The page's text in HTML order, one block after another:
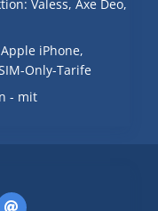
Valess, Axe Deo,
iPhone,
Only-Tarife
- mit